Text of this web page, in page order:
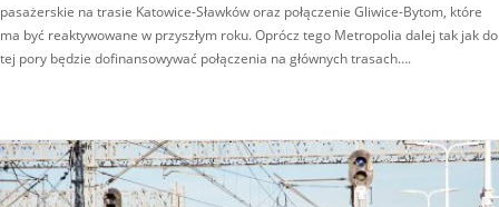
pasażerskie na trasie Katowice-Sławków oraz połączenie Gliwice-Bytom, które
ma być reaktywowane w przyszłym roku. Oprócz tego Metropolia dalej tak jak do
tej pory będzie dofinansowywać połączenia na głównych trasach….